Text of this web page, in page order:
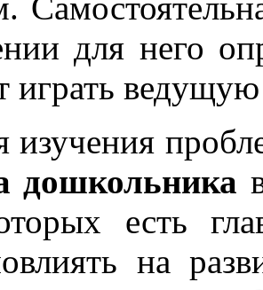
для него
играть
изучения
дошкольника
есть
на